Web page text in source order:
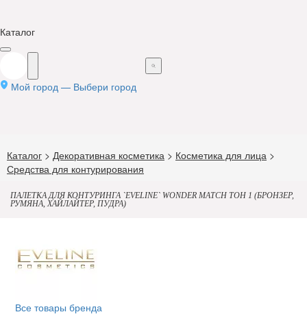
Каталог
Мой город — Выбери город
Каталог > Декоративная косметика > Косметика для лица >
Средства для контурирования
ПАЛЕТКА ДЛЯ КОНТУРИНГА `EVELINE` WONDER MATCH ТОН 1 (БРОНЗЕР,
РУМЯНА, ХАЙЛАЙТЕР, ПУДРА)
Все товары бренда